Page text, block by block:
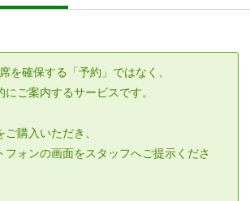
を確保する「予約」ではなく、
にご案内するサービスです。
購入いただき、
フォンの画面をスタッフへご提示くださ